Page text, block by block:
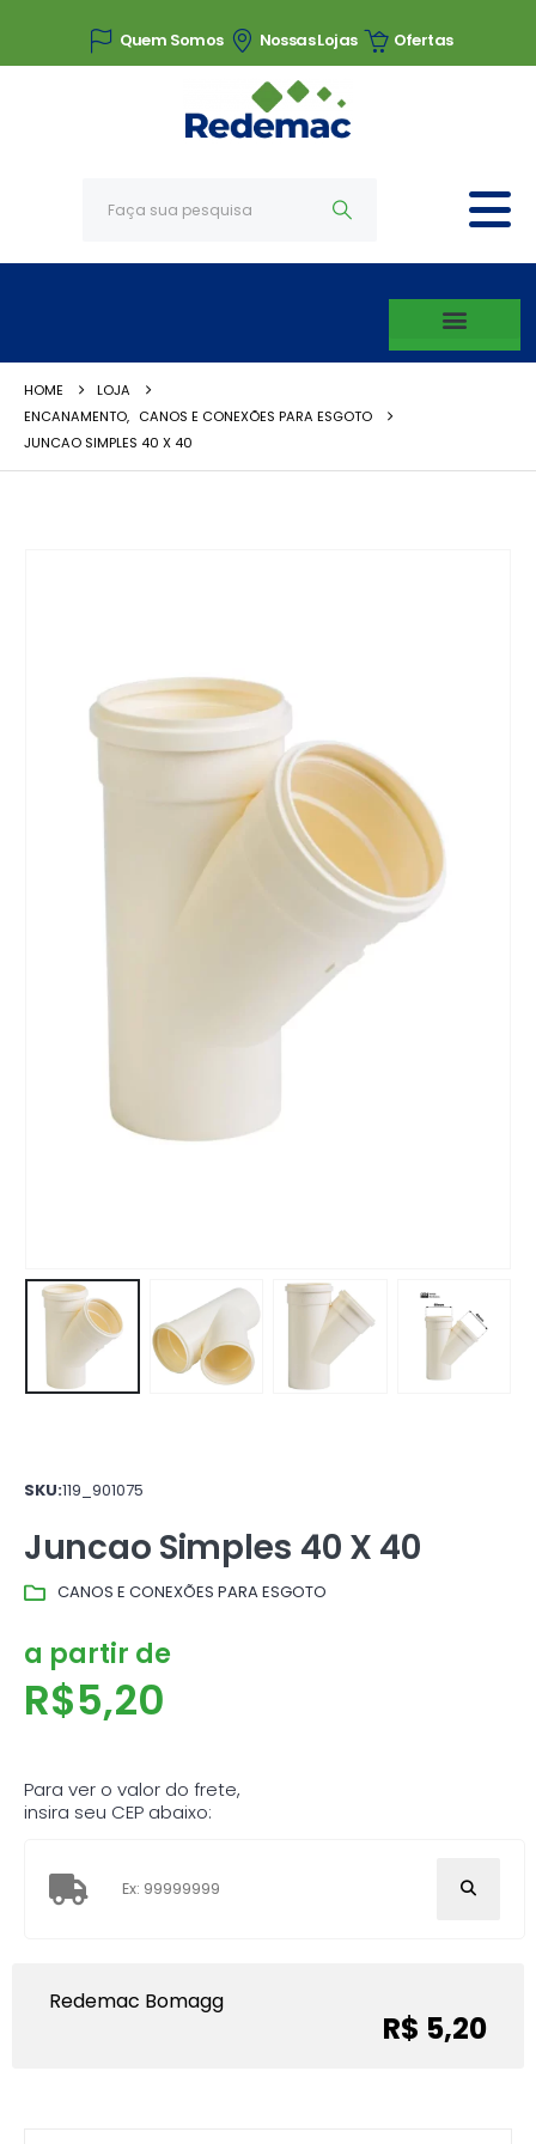
Quem Somos Nossas Lojas Ofertas
HOME
LOJA
ENCANAMENTO, CANOS E CONEXÕES PARA ESGOTO
JUNCAO SIMPLES 40 X 40
SKU:119_901075
Juncao Simples 40 X 40
CANOS E CONEXÕES PARA ESGOTO
a partir de
R$5,20
Para ver o valor do frete,
insira seu CEP abaixo:
Redemac Bomagg
R$ 5,20